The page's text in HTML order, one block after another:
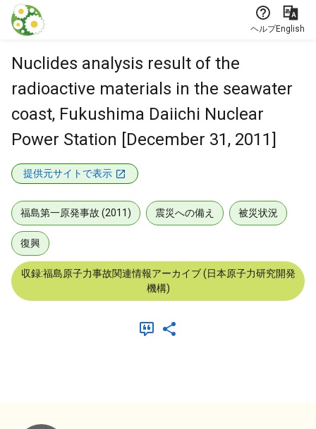
本文に飛ぶ
ヘルプEnglish
Nuclides analysis result of the
radioactive materials in the seawater
coast, Fukushima Daiichi Nuclear
Power Station [December 31, 2011]
提供元サイトで表示
福島第一原発事故 (2011) 震災への備え 被災状況
復興
収録:福島原子力事故関連情報アーカイブ (日本原子力研究開発
機構)